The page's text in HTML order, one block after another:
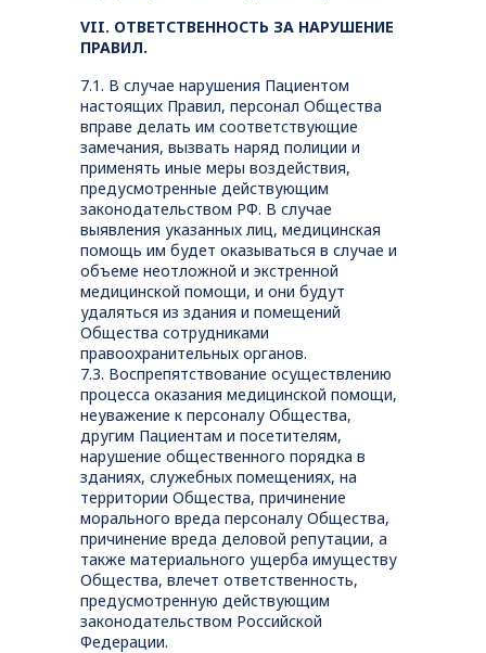
VII. ОТВЕТСТВЕННОСТЬ ЗА НАРУШЕНИЕ
ПРАВИЛ.
7.1. В случае нарушения Пациентом
настоящих Правил, персонал Общества
вправе делать им соответствующие
замечания, вызвать наряд полиции и
применять иные меры воздействия,
предусмотренные действующим
законодательством РФ. В случае
выявления указанных лиц, медицинская
помощь им будет оказываться в случае и
объеме неотложной и экстренной
медицинской помощи, и они будут
удаляться из здания и помещений
Общества сотрудниками
правоохранительных органов.
7.3. Воспрепятствование осуществлению
процесса оказания медицинской помощи,
неуважение к персоналу Общества,
другим Пациентам и посетителям,
нарушение общественного порядка в
зданиях, служебных помещениях, на
территории Общества, причинение
морального вреда персоналу Общества,
причинение вреда деловой репутации, а
также материального ущерба имуществу
Общества, влечет ответственность,
предусмотренную действующим
законодательством Российской
Федерации.